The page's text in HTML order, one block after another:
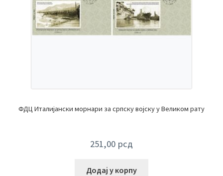
ФДЦ Италијански морнари за српску војску у Великом рату
251,00 рсд
Додај у корпу